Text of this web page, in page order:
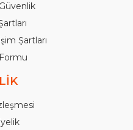
Şartları